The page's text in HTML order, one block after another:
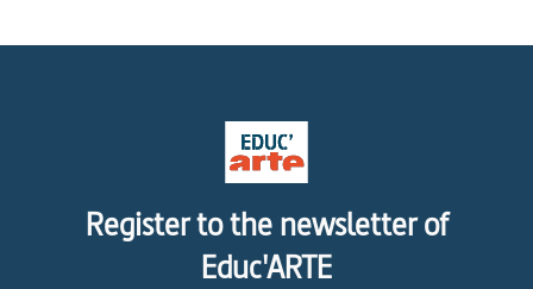
Register to the newsletter of
Educ'ARTE